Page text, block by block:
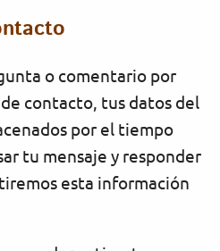
o comentario por
contacto, tus datos del
por el tiempo
tu mensaje y responder
esta información